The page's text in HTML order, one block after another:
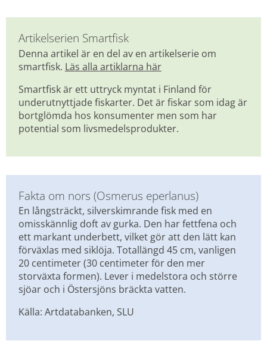
Artikelserien Smartfisk
Denna artikel är en del av en artikelserie om
smartfisk. Läs alla artiklarna här
Smartfisk är ett uttryck myntat i Finland för
underutnyttjade fiskarter. Det är fiskar som idag är
bortglömda hos konsumenter men som har
potential som livsmedelsprodukter.
Fakta om nors (Osmerus eperlanus)
En långsträckt, silverskimrande fisk med en
omisskännlig doft av gurka. Den har fettfena och
ett markant underbett, vilket gör att den lätt kan
förväxlas med siklöja. Totallängd 45 cm, vanligen
20 centimeter (30 centimeter för den mer
storväxta formen). Lever i medelstora och större
sjöar och i Östersjöns bräckta vatten.
Källa: Artdatabanken, SLU